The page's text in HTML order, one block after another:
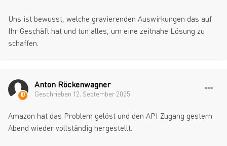
Uns ist bewusst, welche gravierenden Auswirkungen das auf
Ihr Geschäft hat und tun alles, um eine zeitnahe Lösung zu
schaffen.
Anton Röckenwagner
Geschrieben 12. September 2025
Amazon hat das Problem gelöst und den API Zugang gestern
Abend wieder vollständig hergestellt.